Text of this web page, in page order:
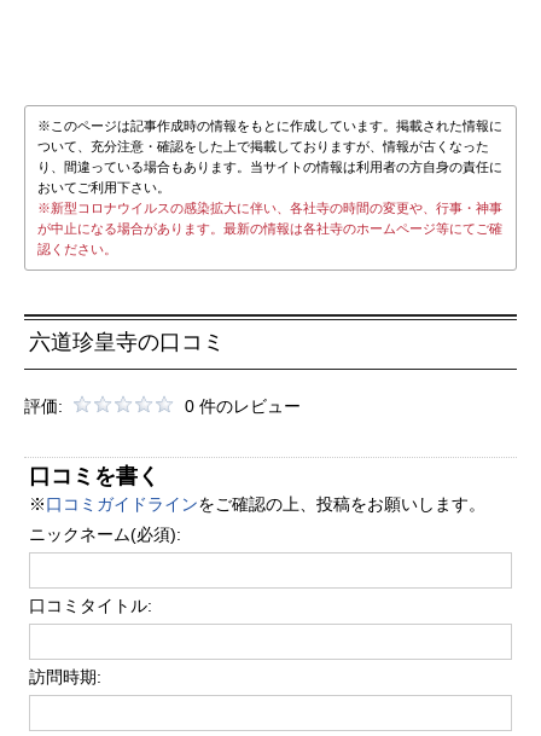
※このページは記事作成時の情報をもとに作成しています。掲載された情報に
ついて、充分注意・確認をした上で掲載しておりますが、情報が古くなった
り、間違っている場合もあります。当サイトの情報は利用者の方自身の責任に
おいてご利用下さい。
※新型コロナウイルスの感染拡大に伴い、各社寺の時間の変更や、行事・神事
が中止になる場合があります。最新の情報は各社寺のホームページ等にてご確
認ください。
六道珍皇寺の口コミ
評価: 0 件のレビュー
口コミを書く
※口コミガイドラインをご確認の上、投稿をお願いします。
ニックネーム(必須):
口コミタイトル:
訪問時期: